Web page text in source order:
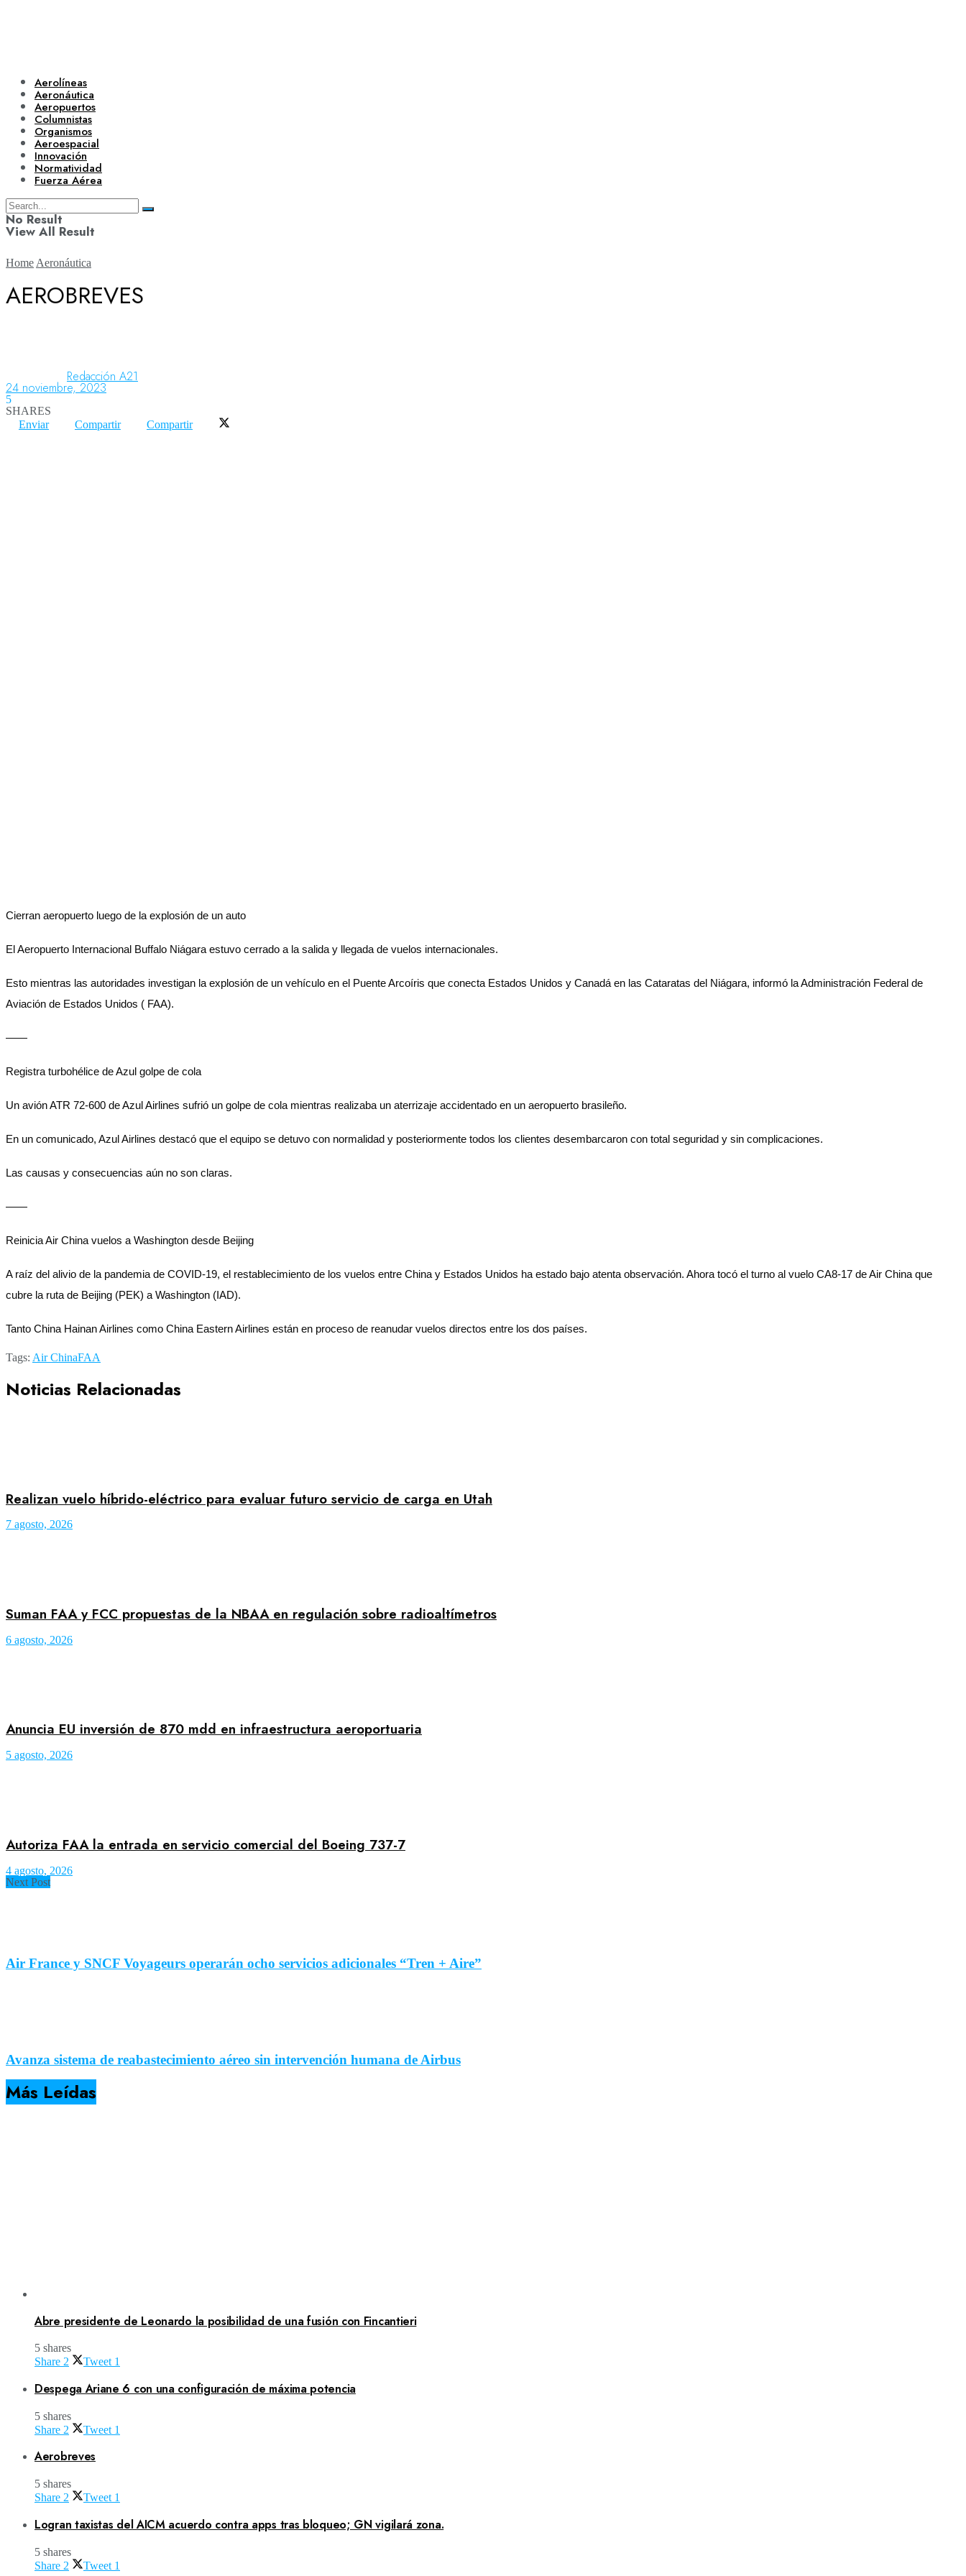
Aerolíneas
Aeronáutica
Aeropuertos
Columnistas
Organismos
Aeroespacial
Innovación
Normatividad
Fuerza Aérea
No Result
View All Result
Aeronáutica
Aeropuertos
Home Aeronáutica
AEROBREVES
Redacción A21
24 noviembre, 2023
5
SHARES
Enviar
Compartir Compartir
Cierran aeropuerto luego de la explosión de un auto
El Aeropuerto Internacional Buffalo Niágara estuvo cerrado a la salida y llegada de vuelos internacionales.
Esto mientras las autoridades investigan la explosión de un vehículo en el Puente Arcoíris que conecta Estados Unidos y Canadá en las Cataratas del Niágara, informó la Administración Federal de
Aviación de Estados Unidos ( FAA).
——
Registra turbohélice de Azul golpe de cola
Un avión ATR 72-600 de Azul Airlines sufrió un golpe de cola mientras realizaba un aterrizaje accidentado en un aeropuerto brasileño.
En un comunicado, Azul Airlines destacó que el equipo se detuvo con normalidad y posteriormente todos los clientes desembarcaron con total seguridad y sin complicaciones.
Las causas y consecuencias aún no son claras.
——
Reinicia Air China vuelos a Washington desde Beijing
A raíz del alivio de la pandemia de COVID-19, el restablecimiento de los vuelos entre China y Estados Unidos ha estado bajo atenta observación. Ahora tocó el turno al vuelo CA8-17 de Air China que
cubre la ruta de Beijing (PEK) a Washington (IAD).
Tanto China Hainan Airlines como China Eastern Airlines están en proceso de reanudar vuelos directos entre los dos países.
Tags: Air ChinaFAA
Noticias Relacionadas
Realizan vuelo híbrido-eléctrico para evaluar futuro servicio de carga en Utah
7 agosto, 2026
Suman FAA y FCC propuestas de la NBAA en regulación sobre radioaltímetros
6 agosto, 2026
Anuncia EU inversión de 870 mdd en infraestructura aeroportuaria
5 agosto, 2026
Autoriza FAA la entrada en servicio comercial del Boeing 737-7
4 agosto, 2026
Next Post
Air France y SNCF Voyageurs operarán ocho servicios adicionales “Tren + Aire”
Avanza sistema de reabastecimiento aéreo sin intervención humana de Airbus
Más Leídas
Abre presidente de Leonardo la posibilidad de una fusión con Fincantieri
5 shares
Share 2 Tweet 1
Despega Ariane 6 con una configuración de máxima potencia
5 shares
Share 2 Tweet 1
Aerobreves
5 shares
Share 2 Tweet 1
Logran taxistas del AICM acuerdo contra apps tras bloqueo; GN vigilará zona.
5 shares
Share 2 Tweet 1